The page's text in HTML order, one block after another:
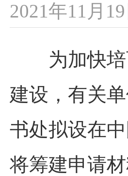
2021年11月
为加快培
建设，有关
书处拟设在
将筹建申请